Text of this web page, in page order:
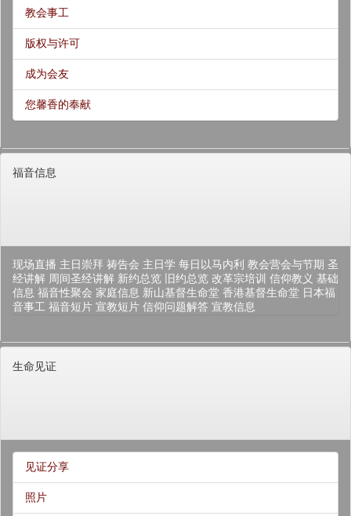
教会事工
版权与许可
成为会友
您馨香的奉献
福音信息
现场直播 主日崇拜 祷告会 主日学 每日以马内利 教会营会与节期 圣
经讲解 周间圣经讲解 新约总览 旧约总览 改革宗培训 信仰教义 基础
信息 福音性聚会 家庭信息 新山基督生命堂 香港基督生命堂 日本福
音事工 福音短片 宣教短片 信仰问题解答 宣教信息
生命见证
见证分享
照片